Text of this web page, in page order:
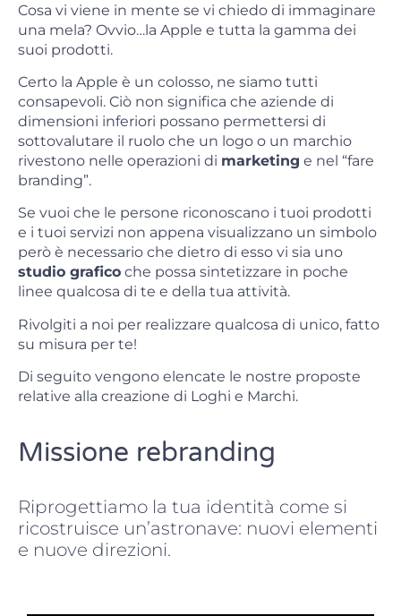
Cosa vi viene in mente se vi chiedo di immaginare
una mela? Ovvio…la Apple e tutta la gamma dei
suoi prodotti.
Certo la Apple è un colosso, ne siamo tutti
consapevoli. Ciò non significa che aziende di
dimensioni inferiori possano permettersi di
sottovalutare il ruolo che un logo o un marchio
rivestono nelle operazioni di marketing e nel “fare
branding”.
Se vuoi che le persone riconoscano i tuoi prodotti
e i tuoi servizi non appena visualizzano un simbolo
però è necessario che dietro di esso vi sia uno
studio grafico che possa sintetizzare in poche
linee qualcosa di te e della tua attività.
Rivolgiti a noi per realizzare qualcosa di unico, fatto
su misura per te!
Di seguito vengono elencate le nostre proposte
relative alla creazione di Loghi e Marchi.
Missione rebranding
Riprogettiamo la tua identità come si
ricostruisce un’astronave: nuovi elementi
e nuove direzioni.